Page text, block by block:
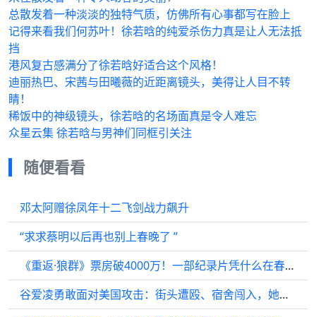
总散发着一种淡淡的独特气质，仿佛所有心事都写在脸上
记得来看我们何苏叶！徐若晗的纯爱杀伤力真是让人无法抵
挡
港风复古感满分了徐若晗好适合这个风格！
迪丽热巴、宋茜与田曦薇的近距离镜头，美得让人目不转
睛！
稀饭中的神级镜头，徐若晗的名场面真是令人难忘
众星云集 徐若晗与男神们同框引关注
随便看看
邓太阿赠徐凤年十二飞剑战力飙升
“求求蔡明以后再也别上春晚了 ”
《重返·狼群》票房破4000万！一部纪录片凭什么在春节档逆袭
谷爱凌勇敢面对美国攻击：街头遭殴、宿舍闯入，她展现了真实的勇气与坚持